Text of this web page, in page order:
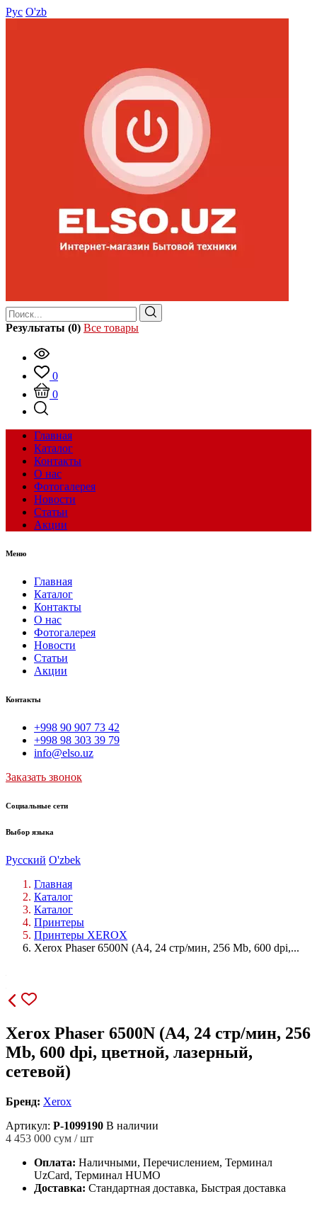
Рус O'zb
Результаты (0) Все товары
0
0
Главная
Каталог
Контакты
О нас
Фотогалерея
Новости
Статьи
Акции
Меню
Главная
Каталог
Контакты
О нас
Фотогалерея
Новости
Статьи
Акции
Контакты
+998 90 907 73 42
+998 98 303 39 79
info@elso.uz
Заказать звонок
Социальные сети
Выбор языка
Русский O'zbek
Главная
Каталог
Каталог
Принтеры
Принтеры XEROX
Xerox Phaser 6500N (A4, 24 стр/мин, 256 Mb, 600 dpi,...
Xerox Phaser 6500N (A4, 24 стр/мин, 256
Mb, 600 dpi, цветной, лазерный,
сетевой)
Бренд: Xerox
Артикул: P-1099190 В наличии
4 453 000 сум / шт
Оплата: Наличными, Перечислением, Терминал
UzCard, Терминал HUMO
Доставка: Стандартная доставка, Быстрая доставка